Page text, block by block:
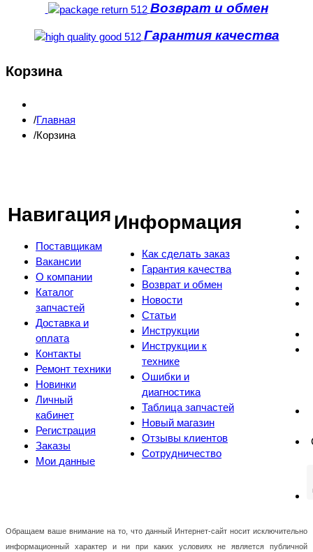
Возврат и обмен
Гарантия качества
Корзина
Главная
Корзина
Навигация
Поставщикам
Вакансии
О компании
Каталог
запчастей
Доставка и
оплата
Контакты
Ремонт техники
Новинки
Личный
кабинет
Регистрация
Заказы
Мои данные
Информация
Как сделать заказ
Гарантия качества
Возврат и обмен
Новости
Статьи
Инструкции
Инструкции к
технике
Ошибки и
диагностика
Таблица запчастей
Новый магазин
Отзывы клиентов
Сотрудничество
Обращаем ваше внимание на то, что данный Интернет-сайт носит исключительно
информационный характер и ни при каких условиях не является публичной